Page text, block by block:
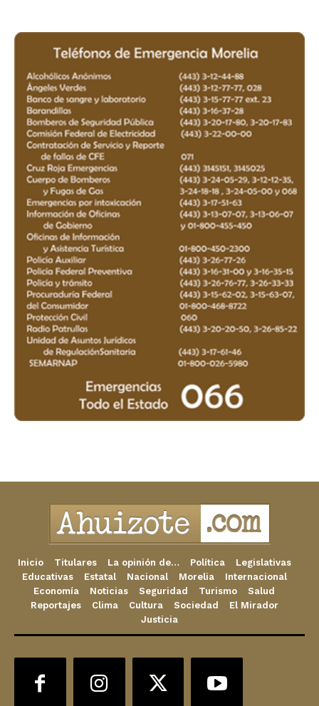
Inicio Titulares La opinión de… Política
Legislativas
Educativas
Estatal Nacional Morelia
Internacional
Economía
Noticias Seguridad Turismo
Salud
Reportajes
Clima Cultura Sociedad
El Mirador
Justicia